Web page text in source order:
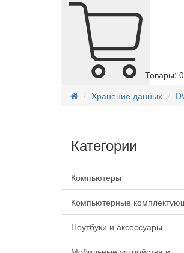
Товары: 0
Хранение данных
Категории
Компьютеры
Компьютерные
Ноутбуки и аксессуары